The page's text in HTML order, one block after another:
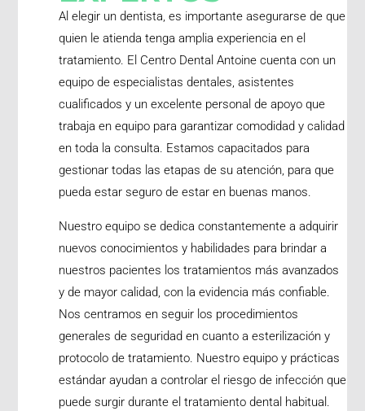
Al elegir un dentista, es importante asegurarse de que
quien le atienda tenga amplia experiencia en el
tratamiento. El Centro Dental Antoine cuenta con un
equipo de especialistas dentales, asistentes
cualificados y un excelente personal de apoyo que
trabaja en equipo para garantizar comodidad y calidad
en toda la consulta. Estamos capacitados para
gestionar todas las etapas de su atención, para que
pueda estar seguro de estar en buenas manos.
Nuestro equipo se dedica constantemente a adquirir
nuevos conocimientos y habilidades para brindar a
nuestros pacientes los tratamientos más avanzados
y de mayor calidad, con la evidencia más confiable.
Nos centramos en seguir los procedimientos
generales de seguridad en cuanto a esterilización y
protocolo de tratamiento. Nuestro equipo y prácticas
estándar ayudan a controlar el riesgo de infección que
puede surgir durante el tratamiento dental habitual.